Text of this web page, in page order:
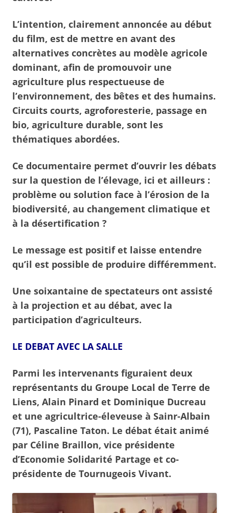
L’intention, clairement annoncée au début
du film, est de mettre en avant des
alternatives concrètes au modèle agricole
dominant, afin de promouvoir une
agriculture plus respectueuse de
l’environnement, des bêtes et des humains.
Circuits courts, agroforesterie, passage en
bio, agriculture durable, sont les
thématiques abordées.
Ce documentaire permet d’ouvrir les débats
sur la question de l’élevage, ici et ailleurs :
problème ou solution face à l’érosion de la
biodiversité, au changement climatique et
à la désertification ?
Le message est positif et laisse entendre
qu’il est possible de produire différemment.
Une soixantaine de spectateurs ont assisté
à la projection et au débat, avec la
participation d’agriculteurs.
LE DEBAT AVEC LA SALLE
Parmi les intervenants figuraient deux
représentants du Groupe Local de Terre de
Liens, Alain Pinard et Dominique Ducreau
et une agricultrice-éleveuse à Sainr-Albain
(71), Pascaline Taton. Le débat était animé
par Céline Braillon, vice présidente
d’Economie Solidarité Partage et co-
présidente de Tournugeois Vivant.